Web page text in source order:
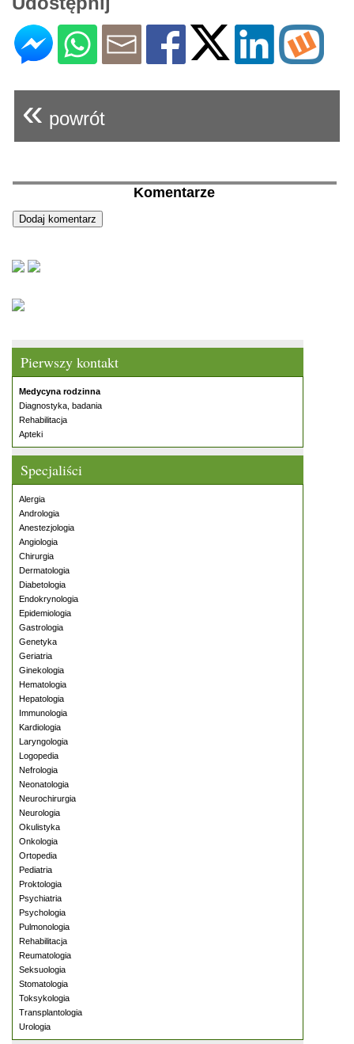
Pierwszy kontakt
Medycyna rodzinna
Diagnostyka, badania
Rehabilitacja
Apteki
Specjaliści
Alergia
Andrologia
Anestezjologia
Angiologia
Chirurgia
Dermatologia
Diabetologia
Endokrynologia
Epidemiologia
Gastrologia
Genetyka
Geriatria
Ginekologia
Hematologia
Hepatologia
Immunologia
Kardiologia
Laryngologia
Logopedia
Nefrologia
Neonatologia
Neurochirurgia
Neurologia
Okulistyka
Onkologia
Ortopedia
Pediatria
Proktologia
Psychiatria
Psychologia
Pulmonologia
Rehabilitacja
Reumatologia
Seksuologia
Stomatologia
Toksykologia
Transplantologia
Urologia
« powrót
Komentarze